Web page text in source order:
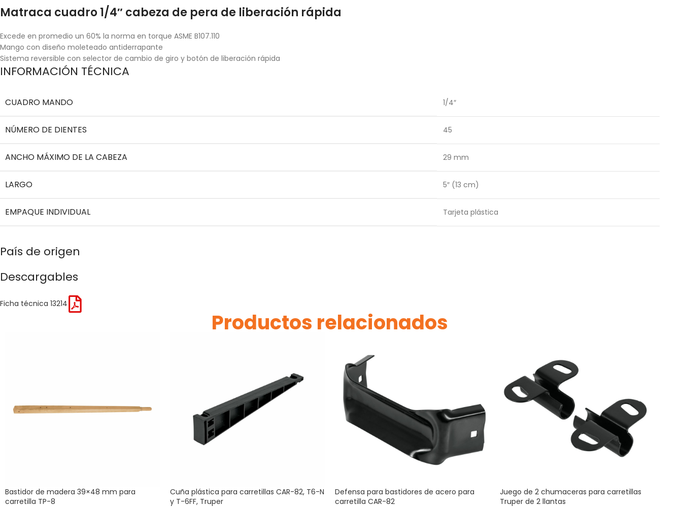
Matraca cuadro 1/4″ cabeza de pera de liberación rápida
Excede en promedio un 60% la norma en torque ASME B107.110
Mango con diseño moleteado antiderrapante
Sistema reversible con selector de cambio de giro y botón de liberación rápida
INFORMACIÓN TÉCNICA
CUADRO MANDO 1/4″
NÚMERO DE DIENTES 45
ANCHO MÁXIMO DE LA CABEZA 29 mm
LARGO 5″ (13 cm)
EMPAQUE INDIVIDUAL Tarjeta plástica
País de origen
Descargables
Ficha técnica 13214
Productos relacionados
Bastidor de madera 39×48 mm para
carretilla TP-8
Cuña plástica para carretillas CAR-82, T6-N
y T-6FF, Truper
Defensa para bastidores de acero para
carretilla CAR-82
Juego de 2 chumaceras para carretillas
Truper de 2 llantas